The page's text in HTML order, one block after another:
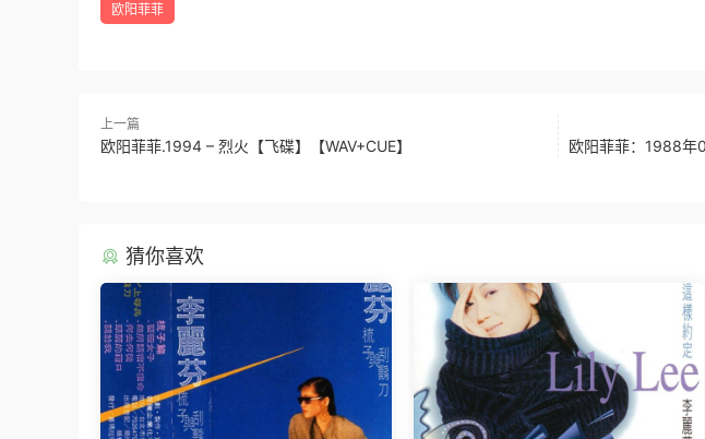
欧阳菲菲
上一篇
欧阳菲菲.1994 – 烈火【飞碟】【WAV+CUE】
欧阳菲菲：1988年
猜你喜欢